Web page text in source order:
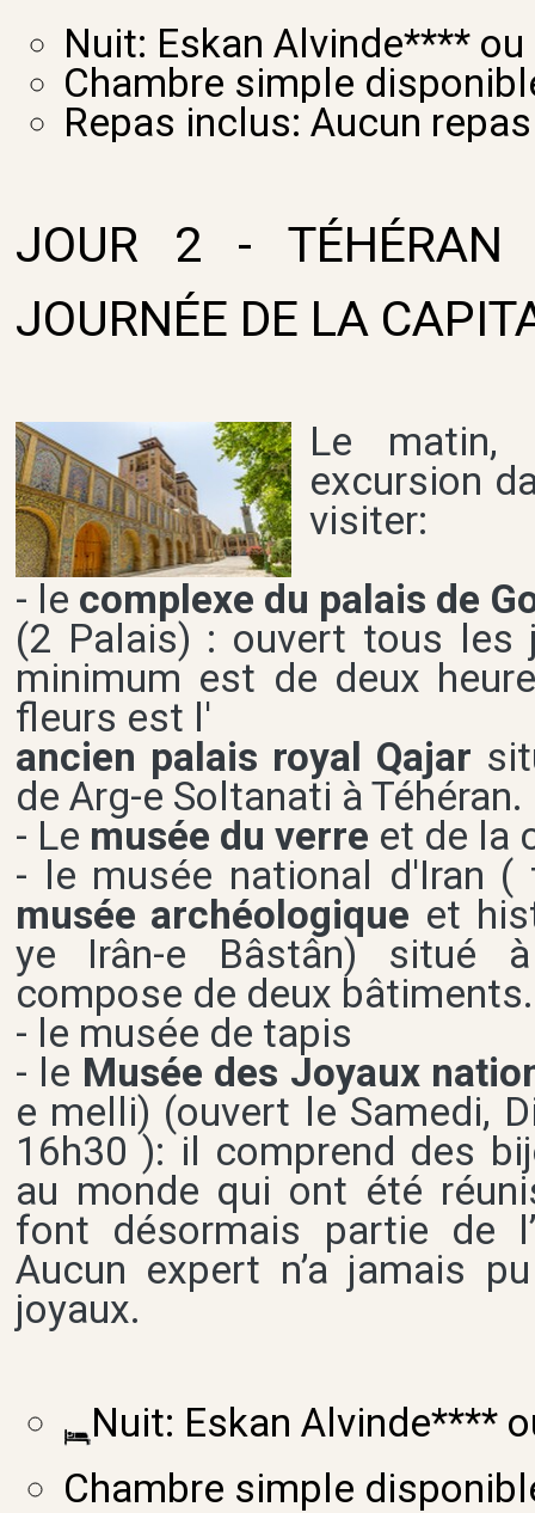
Nuit: Eskan Alvinde****
Chambre simple
Repas inclus: Aucun
JOUR 2 -
JOURNÉE DE LA
Le matin,
excursion
visiter:
- le complexe du palais de
(2 Palais) : ouvert tous
minimum est de deux
fleurs est l'
ancien palais royal Qajar
de Arg-e Soltanati à Téhéran.
- Le musée du verre et de la
- le musée national d'Iran
musée archéologique et
ye Irân-e Bâstân) situé
compose de deux bâtiments.
- le musée de tapis
- le Musée des Joyaux
e melli) (ouvert le Samedi,
16h30 ): il comprend des
au monde qui ont été
font désormais partie de
Aucun expert n’a jamais
joyaux.
Nuit: Eskan Alvinde****
Chambre simple